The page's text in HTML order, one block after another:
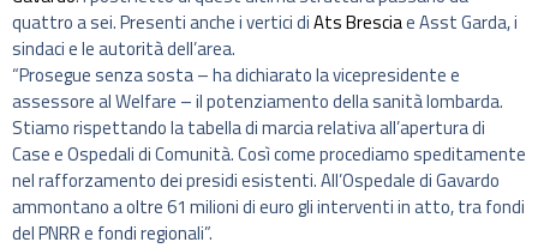
quattro a sei. Presenti anche i vertici diAts Bresciae Asst Garda, i
sindaci e le autorità dell’area.
“Prosegue senza sosta – ha dichiarato la vicepresidente e
assessore al Welfare – il potenziamento della sanità lombarda.
Stiamo rispettando la tabella di marcia relativa all’apertura di
Case e Ospedali di Comunità. Così come procediamo speditamente
nel rafforzamento dei presidi esistenti. All’Ospedale di Gavardo
ammontano a oltre 61 milioni di euro gli interventi in atto, tra fondi
del PNRR e fondi regionali”.